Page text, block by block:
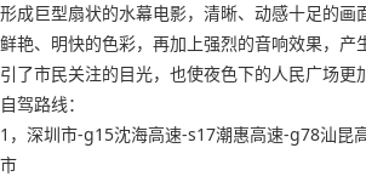
形成巨型扇状的水幕电影，清晰、动感十足的画
鲜艳、明快的色彩，再加上强烈的音响效果，产
引了市民关注的目光，也使夜色下的人民广场更
自驾路线：
1，深圳市-g15沈海高速-s17潮惠高速-g78汕昆
市